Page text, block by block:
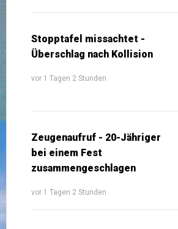
Stopptafel missachtet -
Überschlag nach Kollision
vor 1 Tagen 2 Stunden
Zeugenaufruf - 20-Jähriger
bei einem Fest
zusammengeschlagen
vor 1 Tagen 2 Stunden